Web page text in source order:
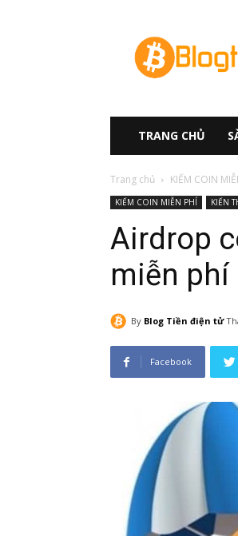
Tiền
Điện
tử
TRANG CHỦ
Trang chủ KIẾM COIN
KIẾM COIN MIỄN PHÍ KIẾN
Airdrop
miễn phí
By Blog Tiền điện tử
Facebook